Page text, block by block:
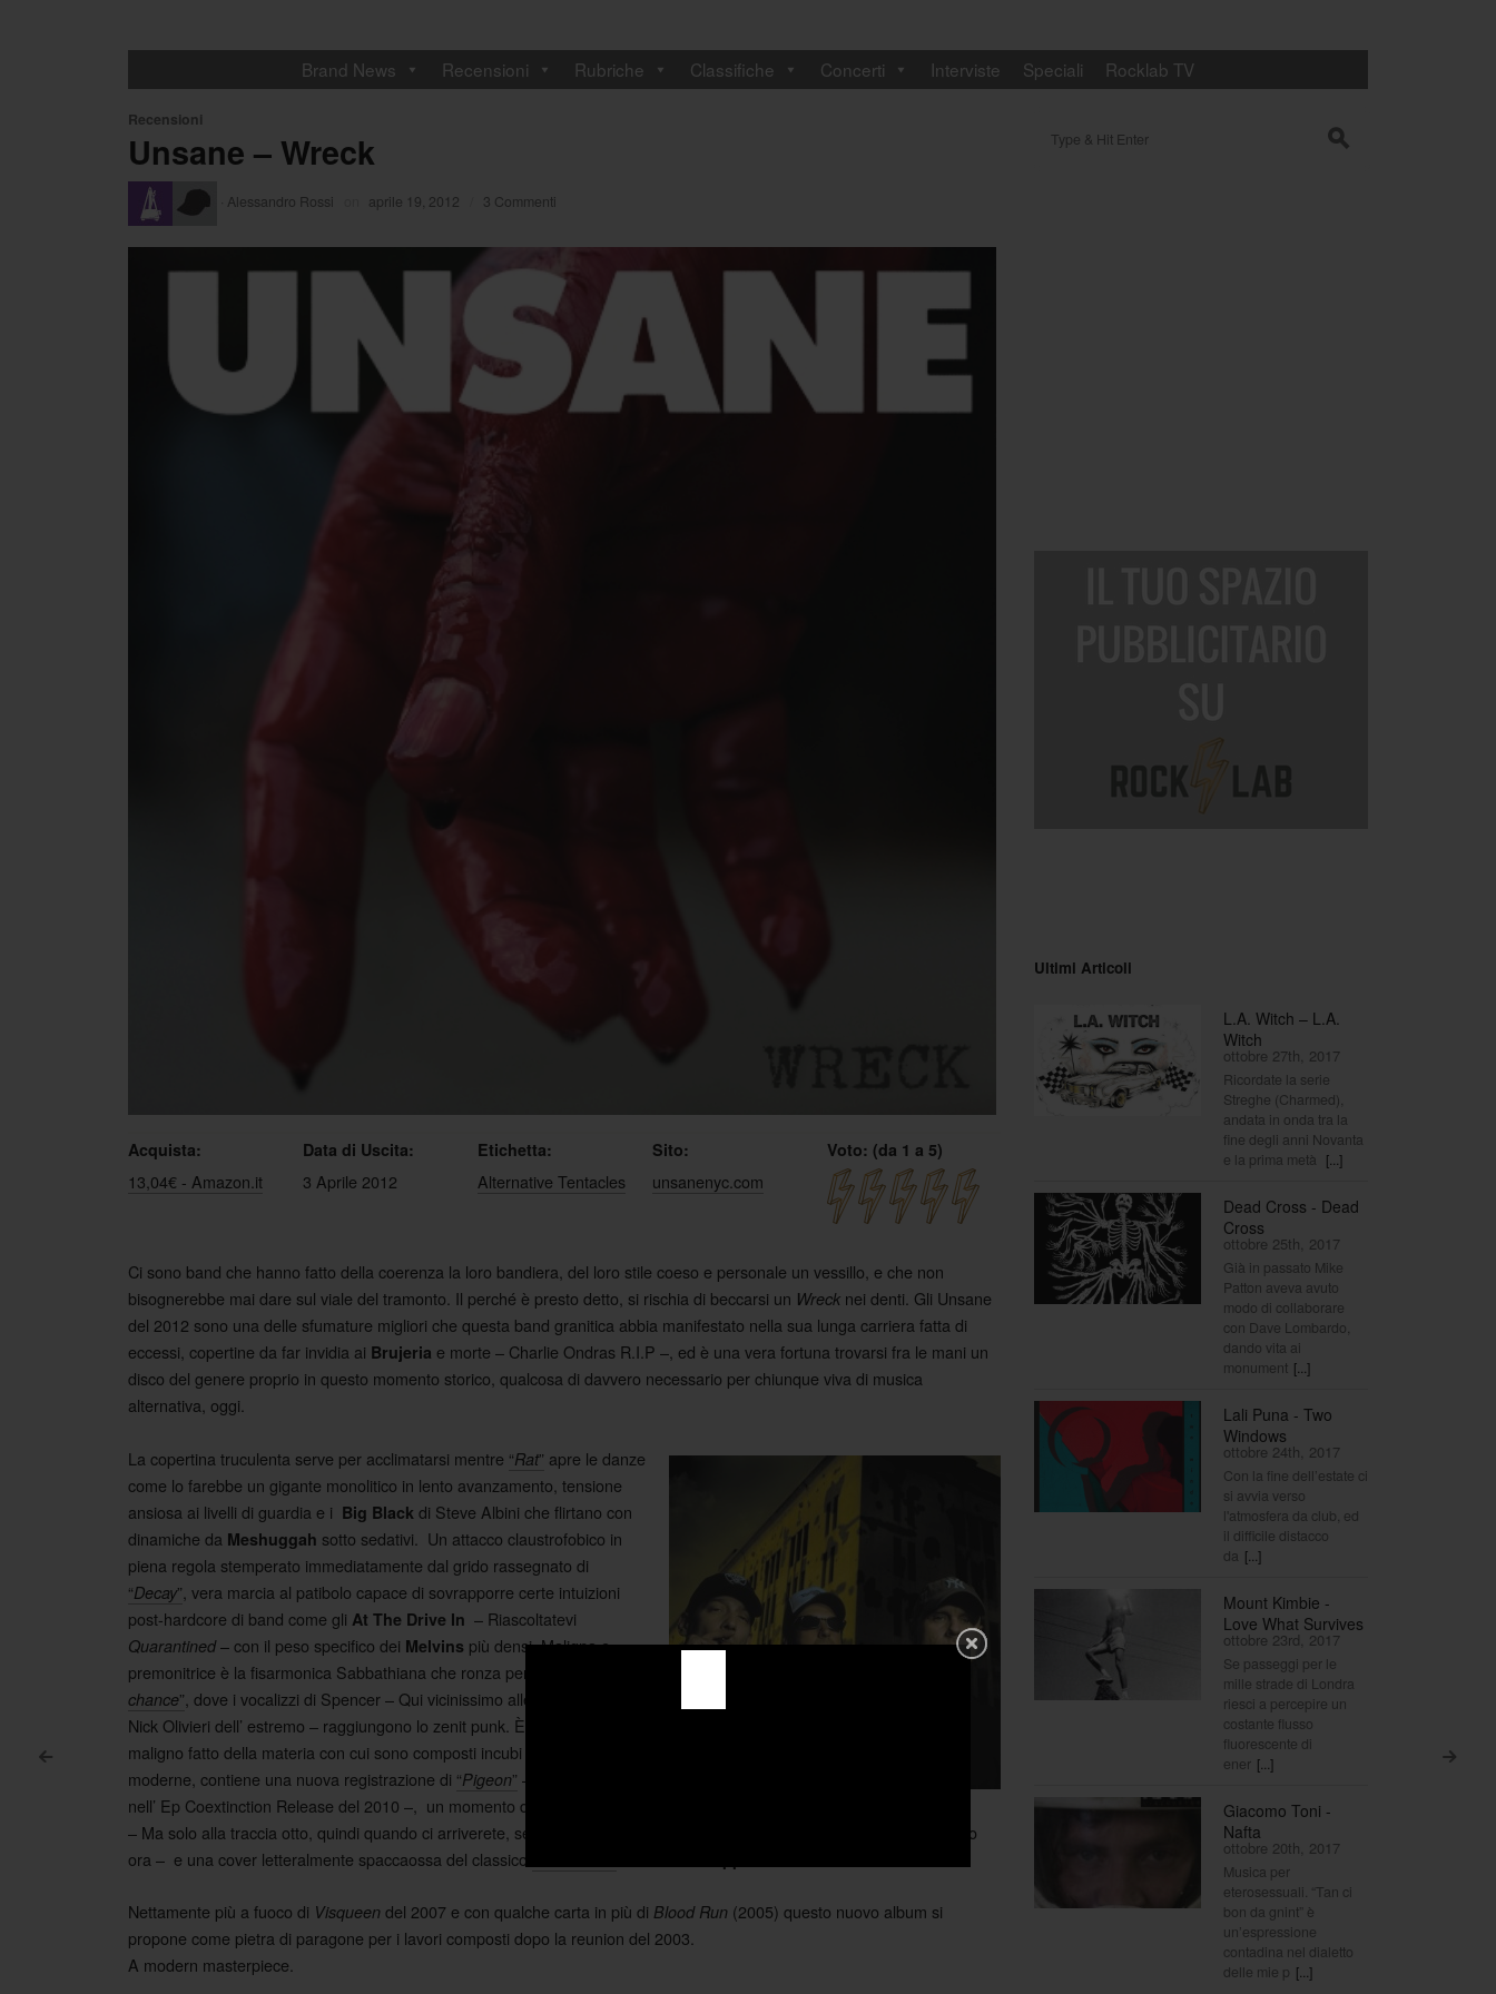
Brand News Recensioni Rubriche Classifiche Concerti Interviste Speciali Rocklab TV
Post navigation
< >
Recensioni
Unsane – Wreck
Alessandro Rossi aprile 19, 2012 3 Commenti
Acquista: Data di Uscita: Etichetta: Sito: Voto: (da 1 a 5)
13,04€ - Amazon.it 3 Aprile 2012 Alternative Tentacles unsanenyc.com
Ci sono band che hanno fatto della coerenza la loro bandiera, del loro stile coeso e personale un vessillo, e che non
bisognerebbe mai dare sul viale del tramonto. Il perché è presto detto, si rischia di beccarsi un Wreck nei denti. Gli Unsane
del 2012 sono una delle sfumature migliori che questa band granitica abbia manifestato nella sua lunga carriera fatta di
eccessi, copertine da far invidia ai Brujeria e morte – Charlie Ondras R.I.P –, ed è una vera fortuna trovarsi fra le mani un
disco del genere proprio in questo momento storico, qualcosa di davvero necessario per chiunque viva di musica
alternativa, oggi.
La copertina truculenta serve per acclimatarsi mentre “Rat” apre le danze
come lo farebbe un gigante monolitico in lento avanzamento, tensione
ansiosa ai livelli di guardia e i Big Black di Steve Albini che flirtano con
dinamiche da Meshuggah sotto sedativi. Un attacco claustrofobico in
piena regola stemperato immediatamente dal grido rassegnato di
“Decay” , vera marcia al patibolo capace di sovrapporre certe intuizioni
post-hardcore di band come gli At The Drive In – Riascoltatevi
Quarantined– con il peso specifico dei Melvins più densi. Maligna e
premonitrice è la fisarmonica Sabbathiana che ronza per tutta
chance” , dove i vocalizzi di Spencer – Qui vicinissimo alle tonalità di un
Nick Olivieri dell’ estremo – raggiungono lo zenit punk. È un gorgo
maligno fatto della materia con cui sono composti incubi e paranoie
moderne, contiene una nuova registrazione di “Pigeon” – Già presente
nell’ Ep Coextinction Release del 2010 –, un momento distensivo “
– Ma solo alla traccia otto, quindi quando ci arriverete, se ci arriverete sani, capirete perché è stata cosa intelligente farlo
ora – e una cover letteralmente spaccaossa del classico
Nettamente più a fuoco di Visqueen del 2007 e con qualche carta in più di Blood Run (2005) questo nuovo album si
propone come pietra di paragone per i lavori composti dopo la reunion del 2003.
A modern masterpiece.
s
Ultimi Articoli
L.A. Witch – L.A.
Witch
ottobre 27th, 2017
Ricordate la serie
Streghe (Charmed),
andata in onda tra la
fine degli anni Novanta
e la prima metà [...]
Dead Cross - Dead
Cross
ottobre 25th, 2017
Già in passato Mike
Patton aveva avuto
modo di collaborare
con Dave Lombardo,
dando vita ai
monument [...]
Lali Puna - Two
Windows
ottobre 24th, 2017
Con la fine dell’estate ci
si avvia verso
l'atmosfera da club, ed
il difficile distacco
da [...]
Mount Kimbie -
Love What Survives
ottobre 23rd, 2017
Se passeggi per le
mille strade di Londra
riesci a percepire un
costante flusso
fluorescente di
ener [...]
Giacomo Toni -
Nafta
ottobre 20th, 2017
Musica per
eterosessuali. “Tan ci
bon da gnint” è
un’espressione
contadina nel dialetto
delle mie p [...]